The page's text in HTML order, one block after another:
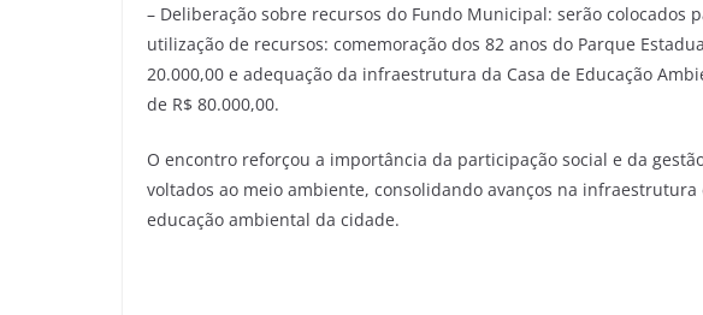
– Deliberação sobre recursos do Fundo Municipal: serão colocados
utilização de recursos: comemoração dos 82 anos do Parque
20.000,00 e adequação da infraestrutura da Casa de Educação
de R$ 80.000,00.
O encontro reforçou a importância da participação social e da
voltados ao meio ambiente, consolidando avanços na infraestrutura
educação ambiental da cidade.